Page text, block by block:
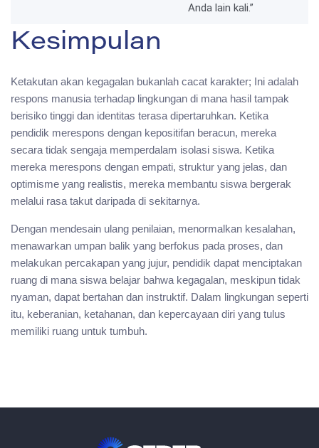
Anda lain kali.”
Kesimpulan
Ketakutan akan kegagalan bukanlah cacat karakter; Ini adalah
respons manusia terhadap lingkungan di mana hasil tampak
berisiko tinggi dan identitas terasa dipertaruhkan. Ketika
pendidik merespons dengan kepositifan beracun, mereka
secara tidak sengaja memperdalam isolasi siswa. Ketika
mereka merespons dengan empati, struktur yang jelas, dan
optimisme yang realistis, mereka membantu siswa bergerak
melalui rasa takut daripada di sekitarnya.
Dengan mendesain ulang penilaian, menormalkan kesalahan,
menawarkan umpan balik yang berfokus pada proses, dan
melakukan percakapan yang jujur, pendidik dapat menciptakan
ruang di mana siswa belajar bahwa kegagalan, meskipun tidak
nyaman, dapat bertahan dan instruktif. Dalam lingkungan seperti
itu, keberanian, ketahanan, dan kepercayaan diri yang tulus
memiliki ruang untuk tumbuh.